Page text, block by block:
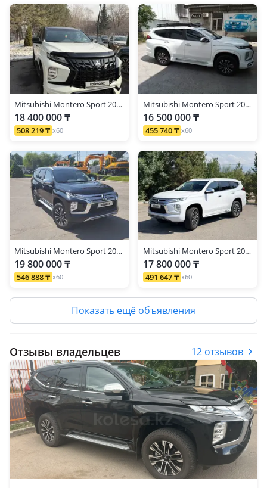
Mitsubishi Montero Sport 2022 г.
18 400 000 ₸
508 219 ₸ x60
Mitsubishi Montero Sport 2022 г.
16 500 000 ₸
455 740 ₸ x60
Mitsubishi Montero Sport 2023 г.
19 800 000 ₸
546 888 ₸ x60
Mitsubishi Montero Sport 2021 г.
17 800 000 ₸
491 647 ₸ x60
Показать ещё объявления
Отзывы владельцев 12 отзывов